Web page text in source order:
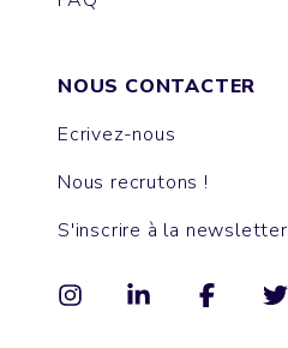
NOUS CONTACTER
Ecrivez-nous
Nous recrutons !
S'inscrire à la newsletter